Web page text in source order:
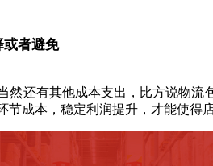
或者避免
然还有其他成本支出，比方说物
成本，稳定利润提升，才能使得